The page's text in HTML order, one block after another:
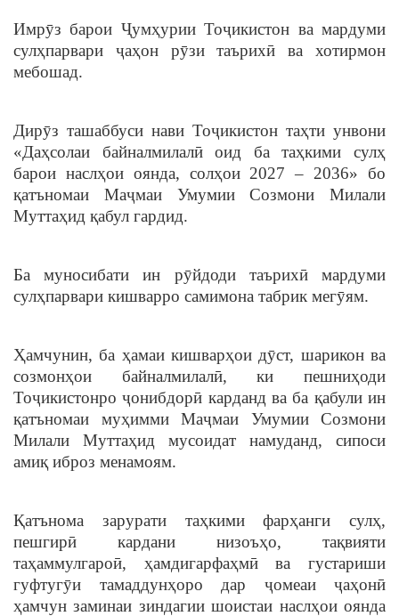
Имрӯз барои Ҷумҳурии Тоҷикистон ва мардуми
сулҳпарвари ҷаҳон рӯзи таърихӣ ва хотирмон
мебошад.
Дирӯз ташаббуси нави Тоҷикистон таҳти унвони
«Даҳсолаи байналмилалӣ оид ба таҳкими сулҳ
барои наслҳои оянда, солҳои 2027 – 2036» бо
қатъномаи Маҷмаи Умумии Созмони Милали
Муттаҳид қабул гардид.
Ба муносибати ин рӯйдоди таърихӣ мардуми
сулҳпарвари кишварро самимона табрик мегӯям.
Ҳамчунин, ба ҳамаи кишварҳои дӯст, шарикон ва
созмонҳои байналмилалӣ, ки пешниҳоди
Тоҷикистонро ҷонибдорӣ карданд ва ба қабули ин
қатъномаи муҳимми Маҷмаи Умумии Созмони
Милали Муттаҳид мусоидат намуданд, сипоси
амиқ иброз менамоям.
Қатънома зарурати таҳкими фарҳанги сулҳ,
пешгирӣ кардани низоъҳо, тақвияти
таҳаммулгароӣ, ҳамдигарфаҳмӣ ва густариши
гуфтугӯи тамаддунҳоро дар ҷомеаи ҷаҳонӣ
ҳамчун заминаи зиндагии шоистаи наслҳои оянда